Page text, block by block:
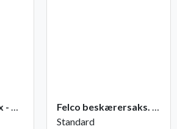
Handske MaxiFlex - Ultimate
Felco beskærersaks. nr. 2
Standard